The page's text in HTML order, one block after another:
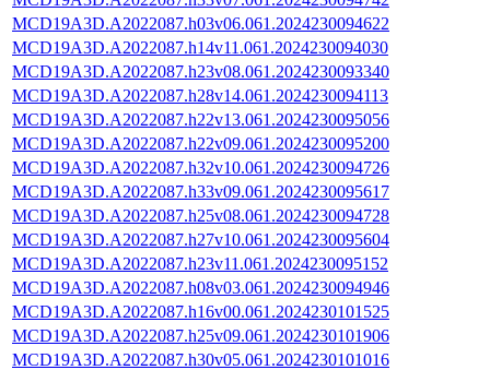
MCD19A3D.A2022087.h03v06.061.2024230094622
MCD19A3D.A2022087.h14v11.061.2024230094030
MCD19A3D.A2022087.h23v08.061.2024230093340
MCD19A3D.A2022087.h28v14.061.2024230094113
MCD19A3D.A2022087.h22v13.061.2024230095056
MCD19A3D.A2022087.h22v09.061.2024230095200
MCD19A3D.A2022087.h32v10.061.2024230094726
MCD19A3D.A2022087.h33v09.061.2024230095617
MCD19A3D.A2022087.h25v08.061.2024230094728
MCD19A3D.A2022087.h27v10.061.2024230095604
MCD19A3D.A2022087.h23v11.061.2024230095152
MCD19A3D.A2022087.h08v03.061.2024230094946
MCD19A3D.A2022087.h16v00.061.2024230101525
MCD19A3D.A2022087.h25v09.061.2024230101906
MCD19A3D.A2022087.h30v05.061.2024230101016